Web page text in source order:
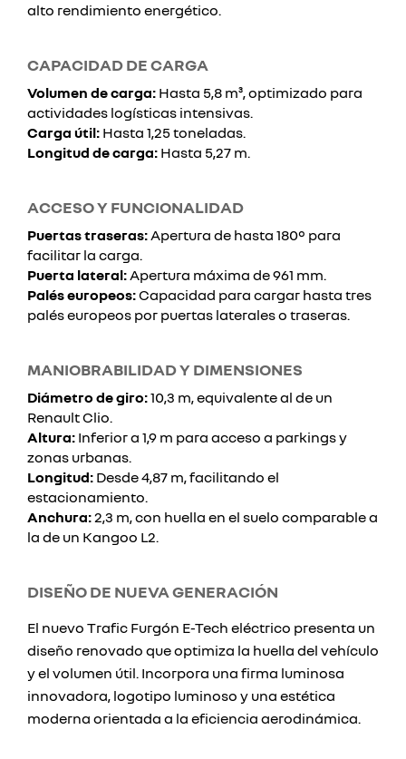
alto rendimiento energético.
CAPACIDAD DE CARGA
Volumen de carga: Hasta 5,8 m³, optimizado para
actividades logísticas intensivas.
Carga útil: Hasta 1,25 toneladas.
Longitud de carga: Hasta 5,27 m.
ACCESO Y FUNCIONALIDAD
Puertas traseras:Apertura de hasta 180° para
facilitar la carga.
Puerta lateral:Apertura máxima de 961 mm.
Palés europeos:Capacidad para cargar hasta tres
palés europeos por puertas laterales o traseras.
MANIOBRABILIDAD Y DIMENSIONES
Diámetro de giro:10,3 m, equivalente al de un
Renault Clio.
Altura: Inferior a 1,9 m para acceso a parkings y
zonas urbanas.
Longitud: Desde 4,87 m, facilitando el
estacionamiento.
Anchura:2,3 m, con huella en el suelo comparable a
la de un Kangoo L2.
DISEÑO DE NUEVA GENERACIÓN
El nuevo Trafic Furgón E-Tech eléctrico presenta un
diseño renovado que optimiza la huella del vehículo
y el volumen útil. Incorpora una firma luminosa
innovadora, logotipo luminoso y una estética
moderna orientada a la eficiencia aerodinámica.